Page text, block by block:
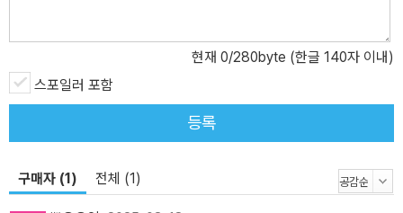
애들에게는 여자 자체보다 경쟁이 더 중요하다는 걸 나도 이제는 안
다. 마치 축구에서 공에 대한 사랑이 전부가 아닌 것처럼. 일단 무리에
서 관심의 대상이 된 여자애는 그들의 축구공이 되었다. ― 본문 중에
취향이 반영되어 그 피해자들 대부분이 어리다는 사실과 이런 집착이
나 혼자만의 것이 아니라는 사실 역시 역겹기는 마찬가지다. ― 본문
현재 0/280byte (한글 140자 이내)
스포일러 포함
등록
구매자 (1) 전체 (1)